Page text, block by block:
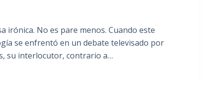
irónica. No es pare menos. Cuando este
se enfrentó en un debate televisado por
su interlocutor, contrario a…